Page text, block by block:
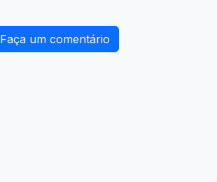
Faça um comentário